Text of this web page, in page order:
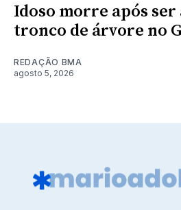
Idoso morre após
tronco de árvore no
REDAÇÃO BMA
agosto 5, 2026